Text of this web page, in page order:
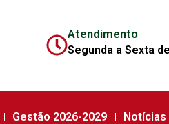
Atendimento
Segunda a Sexta
Gestão 2026-2029 Notícias